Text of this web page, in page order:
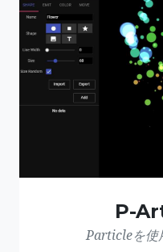
P-
Particleを使